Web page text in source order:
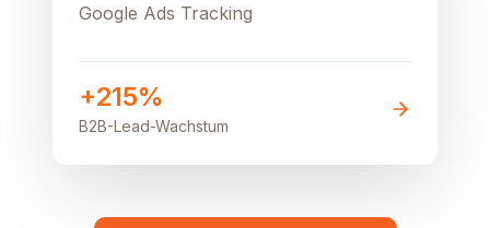
Google Ads Tracking
+215%
B2B-Lead-Wachstum